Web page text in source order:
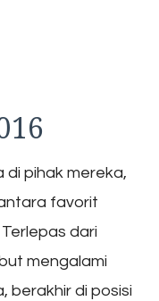
di pihak mereka,
favorit
dari
mengalami
berakhir di posisi